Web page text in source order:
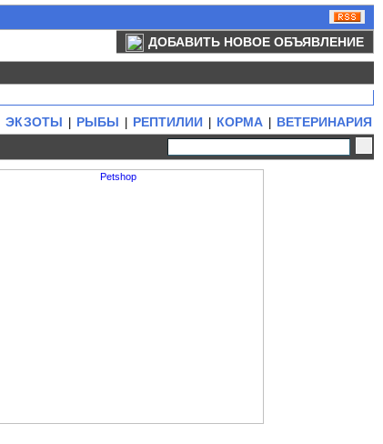
ДОБАВИТЬ НОВОЕ ОБЪЯВЛЕНИЕ
ЭКЗОТЫ РЫБЫ РЕПТИЛИИ КОРМА
ВЕТЕРИНАРИЯ